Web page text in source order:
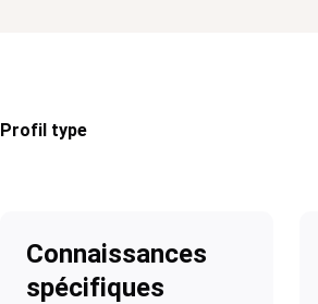
Profil type
Connaissances
spécifiques